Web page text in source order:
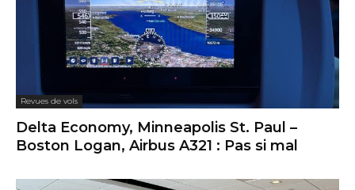
Revues de vols
Delta Economy, Minneapolis St. Paul –
Boston Logan, Airbus A321 : Pas si mal